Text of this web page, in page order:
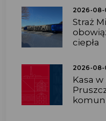
2026-08-
Straż
ciepła
2026-08-
Kasa